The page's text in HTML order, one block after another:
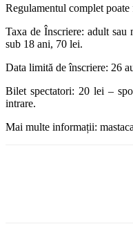
Regulamentul complet
Taxa de Înscriere: adult sau
sub 18 ani, 70 lei.
Data limită de înscriere: 26
Bilet spectatori: 20 lei –
intrare.
Mai multe informații: